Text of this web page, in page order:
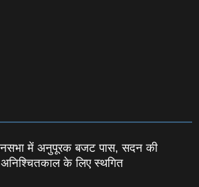
में अनुपूरक बजट पास, सदन की
अनिश्चितकाल के लिए स्थगित